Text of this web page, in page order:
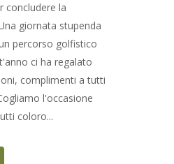
concludere la
giornata stupenda
percorso golfistico
ci ha regalato
complimenti a tutti
l'occasione
coloro...